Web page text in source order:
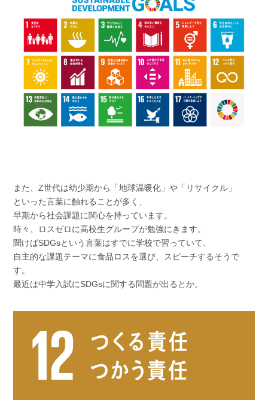
また、Z世代は幼少期から「地球温暖化」や「リサイクル」
といった言葉に触れることが多く、
早期から社会課題に関心を持っています。
時々、ロスゼロに高校生グループが勉強にきます。
聞けばSDGsという言葉はすでに学校で習っていて、
自主的な課題テーマに食品ロスを選び、スピーチするそうで
す。
最近は中学入試にSDGsに関する問題が出るとか。